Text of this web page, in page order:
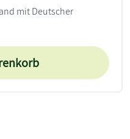
mit Deutscher